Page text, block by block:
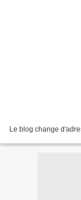
Le blog change